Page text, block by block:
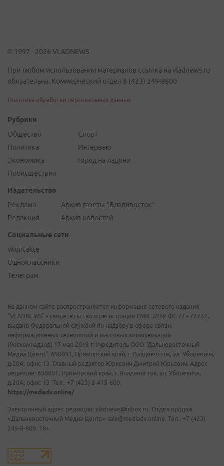
© 1997 - 2026 VLADNEWS
При любом использовании материалов ссылка на vladnews.ru
обязательна. Коммерческий отдел 8 (423) 249-8800
Политика обработки персональных данных
Рубрики
Общество
Политика
Экономика
Происшествия
Спорт
Интервью
Город на ладони
Издательство
Реклама
Редакция
Архив газеты "Владивосток"
Архив новостей
Социальные сети
vkontakte
Одноклассники
Телеграм
На данном сайте распространяется информация сетевого издания
"VLADNEWS" - свидетельство о регистрации СМИ ЭЛ № ФС 77 - 72742,
выдано Федеральной службой по надзору в сфере связи,
информационных технологий и массовых коммуникаций
(Роскомнадзор) 17 мая 2018 г. Учредитель ООО "Дальневосточный
Медиа Центр". 690091, Приморский край, г. Владивосток, ул. Уборевича,
д.20А, офис 13. Главный редактор Юркевич Дмитрий Юрьевич. Адрес
редакции: 690091, Приморский край, г. Владивосток, ул. Уборевича,
д.20А, офис 13. Тел.: +7 (423) 2-415-600.
https://mediadv.online/
Электронный адрес редакции: vladnews@inbox.ru. Отдел продаж
«Дальневосточный Медиа Центр» sale@mediadv.online. Тел.: +7 (423)
249-8-800. 18+